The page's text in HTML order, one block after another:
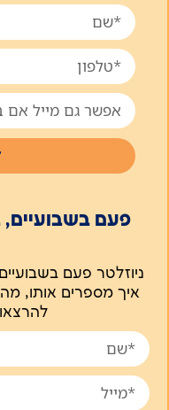
פעם בשבועיים,
ניוזלטר פעם
איך מספרים אותו,